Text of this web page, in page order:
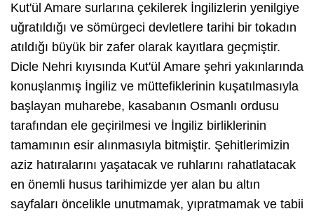
Kut'ül Amare surlarına çekilerek İngilizlerin yenilgiye
uğratıldığı ve sömürgeci devletlere tarihi bir tokadın
atıldığı büyük bir zafer olarak kayıtlara geçmiştir.
Dicle Nehri kıyısında Kut'ül Amare şehri yakınlarında
konuşlanmış İngiliz ve müttefiklerinin kuşatılmasıyla
başlayan muharebe, kasabanın Osmanlı ordusu
tarafından ele geçirilmesi ve İngiliz birliklerinin
tamamının esir alınmasıyla bitmiştir. Şehitlerimizin
aziz hatıralarını yaşatacak ve ruhlarını rahatlatacak
en önemli husus tarihimizde yer alan bu altın
sayfaları öncelikle unutmamak, yıpratmamak ve tabii